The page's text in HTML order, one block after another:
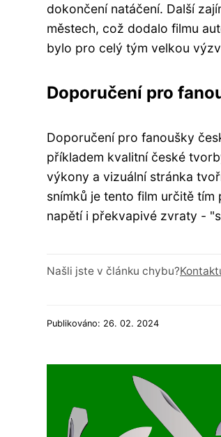
dokončení natáčení. Další
městech, což dodalo filmu
bylo pro celý tým velkou
Doporučení pro
Doporučení pro fanoušky
příkladem kvalitní české
výkony a vizuální stránka
snímků je tento film určitě
napětí i překvapivé zvraty -
Našli jste v článku chybu?
Publikováno: 26. 02. 2024